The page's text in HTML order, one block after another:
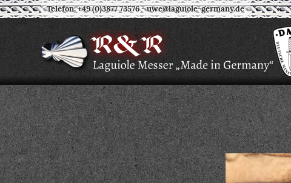
Telefon: +49 (0)3877 73576-uwe@laguiole-germany.de